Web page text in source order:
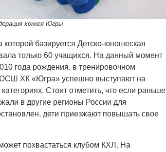
хоккея Югры
базируется Детско-юношеская
только 60 учащихся. На данный момент
года рождения, в тренировочном
ХК «Югра» успешно выступают на
Стоит отметить, что если раньше
в другие регионы России для
дети приезжают повышать свое
похвастаться клубом КХЛ. На